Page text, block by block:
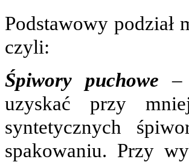
Podstawowy podział
czyli:
Śpiwory puchowe –
uzyskać przy
syntetycznych
spakowaniu. Przy